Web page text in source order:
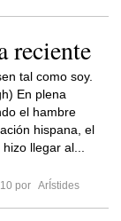
reciente
tal como soy.
En plena
el hambre
hispana, el
llegar al...
por ArÍstides